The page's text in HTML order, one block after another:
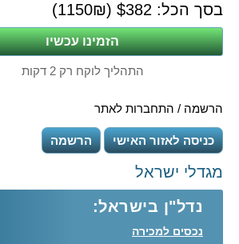
בסך הכל: $ 382
(
1150₪)
התהליך לוקח רק 2 דקות
הרשמה / התחברות לאתר
כניסה לאזור האישי הרשמה
מגדלי ישראל
נדל"ן בישראל:
נכסים למכירה